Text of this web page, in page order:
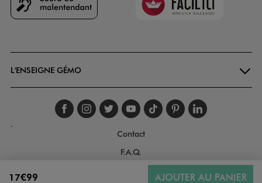
17€99 AJOUTER AU PANIER
L'ENSEIGNE GÉMO
Suivez-nous sur
Suivez-nous sur
Suivez-nous sur
Suivez-nous
Suivez-nous
Suivez-
.
Contact
F.A.Q.